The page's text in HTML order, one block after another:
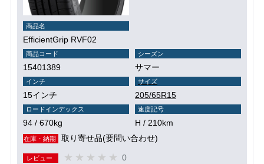
商品名
EfficientGrip RVF02
商品コード
15401389
シーズン
サマー
インチ
15インチ
サイズ
205/65R15
ロードインデックス
94 / 670kg
速度記号
H / 210km
在庫・納期 取り寄せ品(要問い合わせ)
レビュー 0